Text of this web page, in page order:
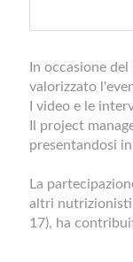
In occasione
valorizzato
I video e le
Il project
presentandosi
La
altri nutrizionisti
17), ha